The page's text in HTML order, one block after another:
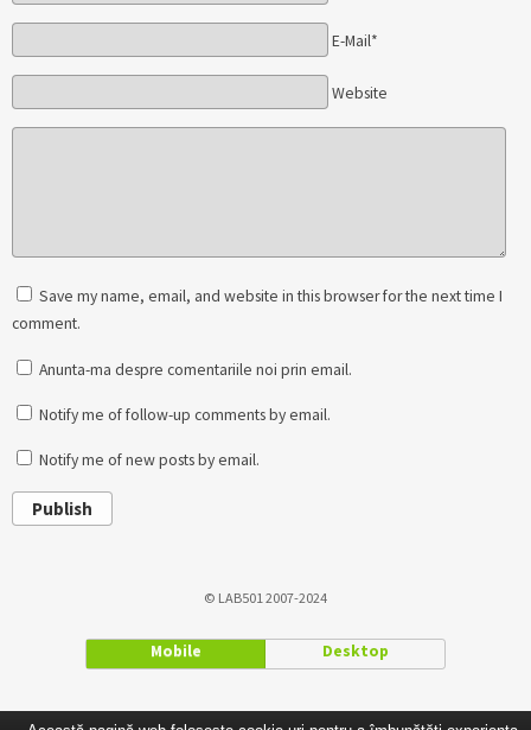
E-Mail*
Website
Save my name, email, and website in this browser for the next time I
comment.
Anunta-ma despre comentariile noi prin email.
Notify me of follow-up comments by email.
Notify me of new posts by email.
Publish
© LAB501 2007-2024
Mobile Desktop